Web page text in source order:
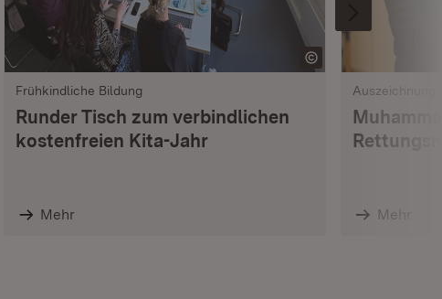
Frühkindliche Bildung
Runder Tisch zum verbindlichen
kostenfreien Kita-Jahr
Mehr
Auszeichnung
Mehr